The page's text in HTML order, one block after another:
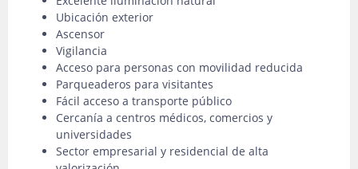
Ubicación exterior
Ascensor
Vigilancia
Acceso para personas con movilidad reducida
Parqueaderos para visitantes
Fácil acceso a transporte público
Cercanía a centros médicos, comercios y
universidades
Sector empresarial y residencial de alta